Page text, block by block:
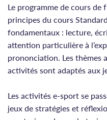
Le programme de cours
principes du cours
fondamentaux : lecture,
attention particulière à
prononciation. Les thèmes
activités sont adaptés aux
Les activités e-sport se
jeux de stratégies et